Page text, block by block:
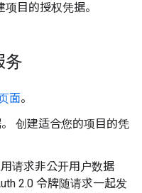
目的授权凭据。
务
面。
创建适合您的项目的凭
用请求非公开用户数据
2.0 令牌随请求一起发